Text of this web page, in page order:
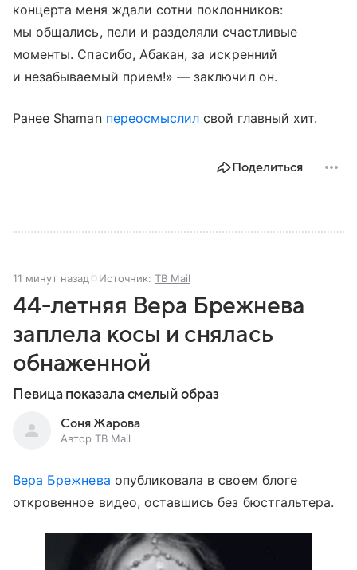
концерта меня ждали сотни поклонников:
мы общались, пели и разделяли счастливые
моменты. Спасибо, Абакан, за искренний
и незабываемый прием!» — заключил он.
Ранее Shaman переосмыслил свой главный хит.
Поделиться
11 минут назад Источник: ТВ Mail
44-летняя Вера Брежнева
заплела косы и снялась
обнаженной
Певица показала смелый образ
Соня Жарова
Автор ТВ Mail
Вера Брежнева опубликовала в своем блоге
откровенное видео, оставшись без бюстгальтера.